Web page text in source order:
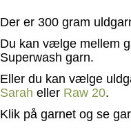
Der er 300 gram
Du kan vælge mellem
Superwash garn.
Eller du kan vælge
Sarah eller Raw 20.
Klik på garnet og se